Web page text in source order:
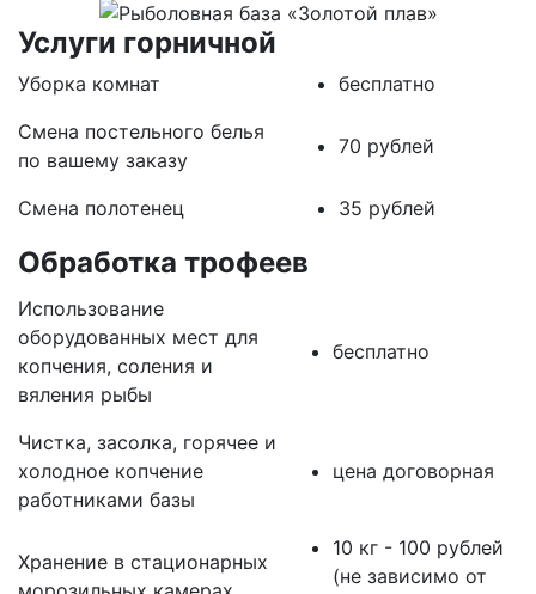
Услуги горничной
Уборка комнат
бесплатно
Смена постельного белья
по вашему заказу
70 рублей
Смена полотенец 35 рублей
Обработка трофеев
Использование
оборудованных мест для
копчения, соления и
вяления рыбы
бесплатно
Чистка, засолка, горячее и
холодное копчение
работниками базы
цена договорная
Хранение в стационарных
10 кг - 100 рублей
(не зависимо от